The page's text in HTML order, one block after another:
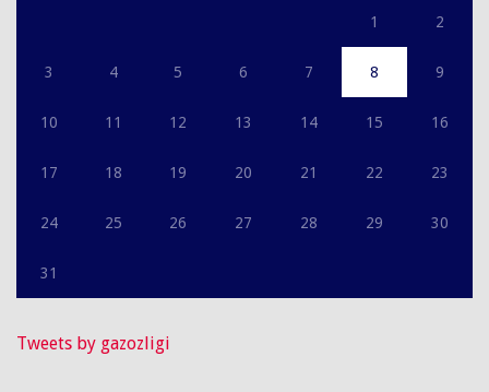
1 2
3 4 5 6 7 8 9
10 11 12 13 14 15 16
17 18 19 20 21 22 23
24 25 26 27 28 29 30
31
Tweets by gazozligi